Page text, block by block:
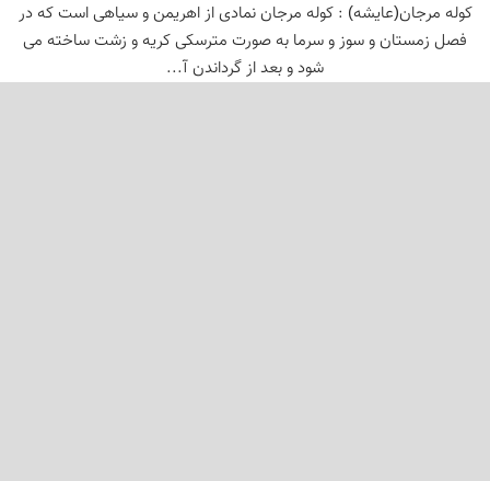
کوله مرجان(عایشه) : کوله مرجان نمادی از اهریمن و سیاهی است که در
فصل زمستان و سوز و سرما به صورت مترسکی کریه و زشت ساخته می
شود و بعد از گرداندن آ...